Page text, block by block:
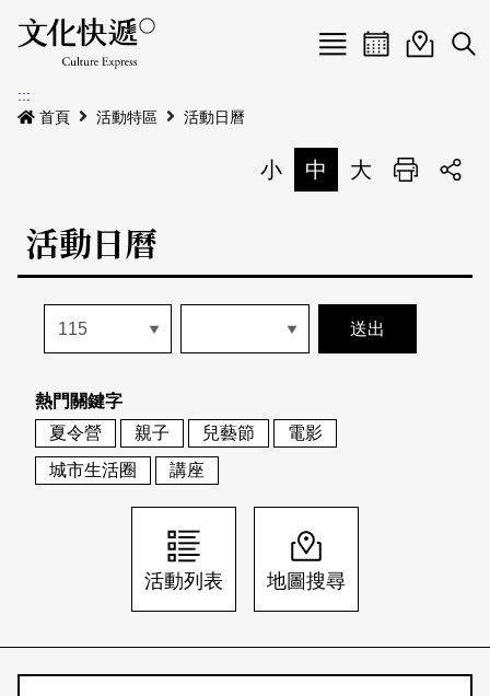
Menu
最新公告
本期專題
歷史專題
活動特區
活動列表
地圖搜尋
關於我們
關於我們
刊物索取地點
會員基本資料
刊登活動
網站導覽 English
日本語 登入/註冊
活動日曆活動地圖
展
:::
首頁
活動特區 活動日曆
小 中 大 列印
活動日曆
熱門關鍵字
夏令營
親子 兒藝節
電影
城市生活圈
講座
活動列表 地圖搜尋